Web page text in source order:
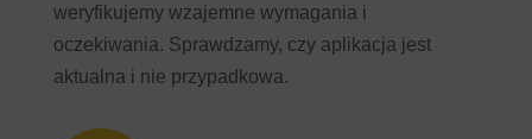
weryfikujemy wzajemne wymagania i
oczekiwania. Sprawdzamy, czy aplikacja jest
aktualna i nie przypadkowa.